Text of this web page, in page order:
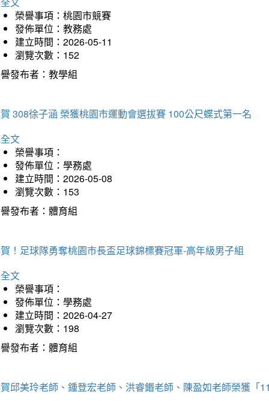
榮譽事項：桃園市競賽
發佈單位：教務處
建立時間：2026-05-11
瀏覽次數：152
發布者：教學組
308徐子涵 榮獲桃園市運動會選拔賽 100公尺蝶式第一名
文
榮譽事項：
發佈單位：學務處
建立時間：2026-05-08
瀏覽次數：153
發布者：體育組
！足球隊勇奪桃園市長盃足球錦標賽冠軍-高年級男子組
文
榮譽事項：
發佈單位：學務處
建立時間：2026-04-27
瀏覽次數：198
發布者：體育組
邱美玲老師、鍾登宏老師、洪睿鍲老師、陳盈如老師榮獲「